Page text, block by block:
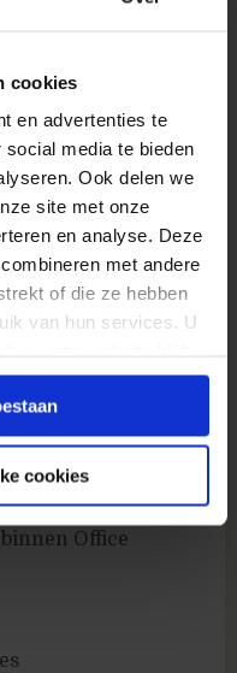
cookies
en advertenties te
media te bieden
Ook delen we
site met onze
en analyse. Deze
met andere
of die ze hebben
van hun services. U
cookies
zal in het begin
Office